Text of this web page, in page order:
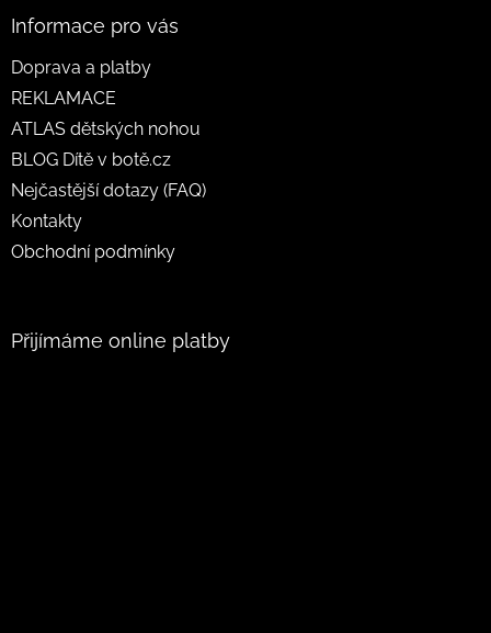
Informace pro vás
Doprava a platby
REKLAMACE
ATLAS dětských nohou
BLOG Dítě v botě.cz
Nejčastější dotazy (FAQ)
Kontakty
Obchodní podmínky
Přijímáme online platby